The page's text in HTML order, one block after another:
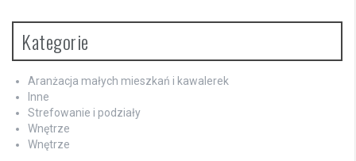
Kategorie
Aranżacja małych mieszkań i kawalerek
Inne
Strefowanie i podziały
Wnętrze
Wnętrze